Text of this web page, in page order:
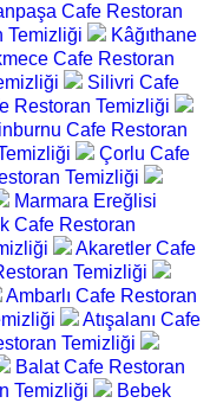
Cafe Restoran
Temizliği
Kâğıthane
Cafe Restoran
Silivri Cafe
Restoran Temizliği
Cafe Restoran
Çorlu Cafe
Temizliği
Marmara Ereğlisi
Cafe Restoran
Akaretler Cafe
Temizliği
Ambarlı Cafe Restoran
Atışalanı Cafe
Temizliği
Balat Cafe Restoran
Temizliği
Bebek